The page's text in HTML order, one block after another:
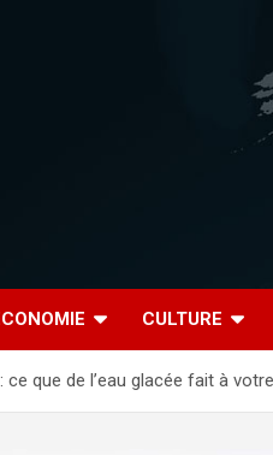
CULTURE
ce que de l’eau glacée fait à